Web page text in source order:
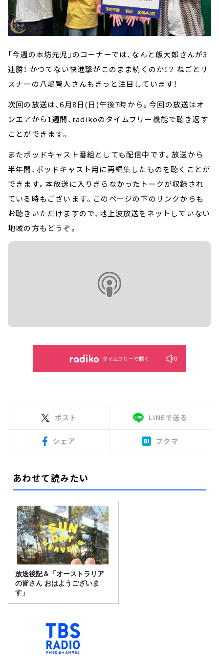
「今週の本坊元児」のコーナーでは、なんと飯大郎さんが3
連勝！ かつてない快進撃がこのまま続くのか！？ ねごとリ
スナーの八嶋智人さんもきっと注目しています！
次回の放送は、6月8日(日)午後7時から。今回の放送はオ
ンエアから1週間、radikoのタイムフリー機能で聴き返す
ことができます。
またポッドキャスト番組としても配信中です。放送から
半年間、ポッドキャスト用に再編集したものを聴くことが
できます。本放送に入りきらなかったトークが収録され
ている時もございます。このページの下のリンクからも
お聴きいただけますので、地上波放送をネットしていない
地域の方もどうぞ。
タイムフリーで聴く
ポスト LINEで送る
シェア ブクマ
あわせて読みたい
放送後記＆「オーストラリア
の皆さん おはようございま
す」